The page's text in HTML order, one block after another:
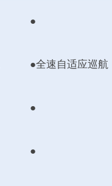
●
●全速自适应巡航
●
●